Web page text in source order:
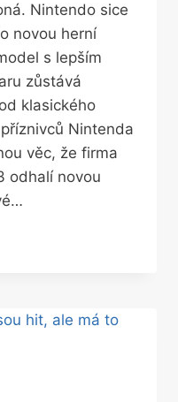
Nintendo sice
novou herní
s lepším
zůstává
klasického
Nintenda
věc, že firma
odhalí novou